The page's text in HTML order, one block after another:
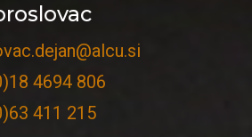
4694 806
411 215